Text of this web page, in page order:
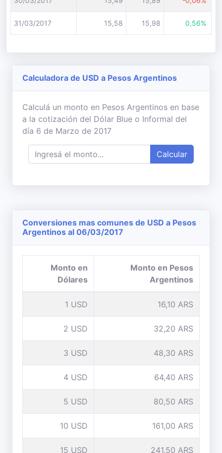
31/03/2017 15,58 15,98 0,56%
Calculadora de USD a Pesos Argentinos
Calculá un monto en Pesos Argentinos en base
a la cotización del Dólar Blue o Informal del
día 6 de Marzo de 2017
Calcular
Conversiones mas comunes de USD a Pesos
Argentinos al 06/03/2017
Monto en
Dólares
Monto en Pesos
Argentinos
1 USD 16,10 ARS
2 USD 32,20 ARS
3 USD 48,30 ARS
4 USD 64,40 ARS
5 USD 80,50 ARS
10 USD 161,00 ARS
15 USD 241,50 ARS